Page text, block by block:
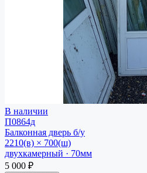
В наличии
П0864д
Балконная дверь б/у
2210(в) × 700(ш)
двухкамерный · 70мм
5 000 ₽